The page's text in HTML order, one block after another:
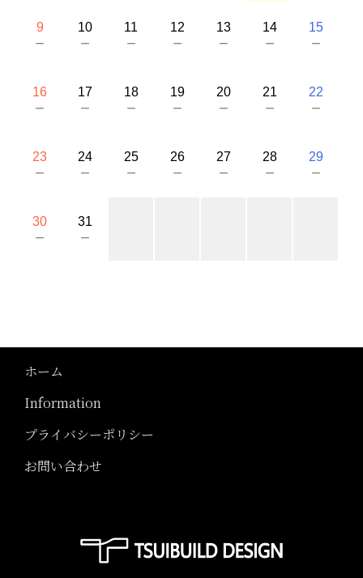
9
－
10
－
11
－
12
－
13
－
14
－
15
－
16
－
17
－
18
－
19
－
20
－
21
－
22
－
23
－
24
－
25
－
26
－
27
－
28
－
29
－
30
－
31
－
ホーム
Information
プライバシーポリシー
お問い合わせ